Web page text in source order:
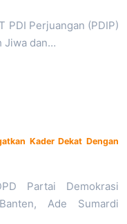
PDI Perjuangan (PDIP)
Jiwa dan…
Kader Dekat Dengan
Partai Demokrasi
Ade Sumardi